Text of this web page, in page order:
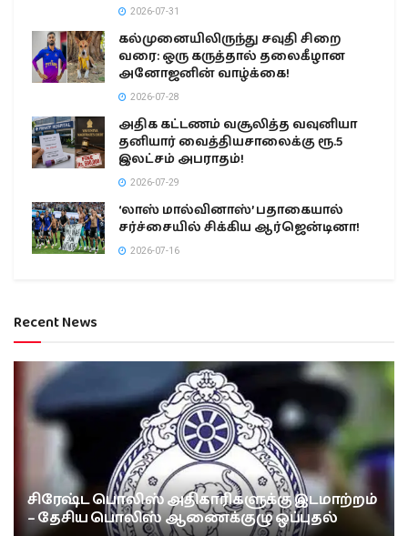
2026-07-31
கல்முனையிலிருந்து சவுதி சிறை
வரை: ஒரு கருத்தால் தலைகீழான
அனோஜனின் வாழ்க்கை!
2026-07-28
அதிக கட்டணம் வசூலித்த வவுனியா
தனியார் வைத்தியசாலைக்கு ரூ.5
இலட்சம் அபராதம்!
2026-07-29
‘லாஸ் மால்வினாஸ்’ பதாகையால்
சர்ச்சையில் சிக்கிய ஆர்ஜென்டினா!
2026-07-16
Recent News
சிரேஷ்ட பொலிஸ் அதிகாரிகளுக்கு இடமாற்றம்
– தேசிய பொலிஸ் ஆணைக்குழு ஒப்புதல்